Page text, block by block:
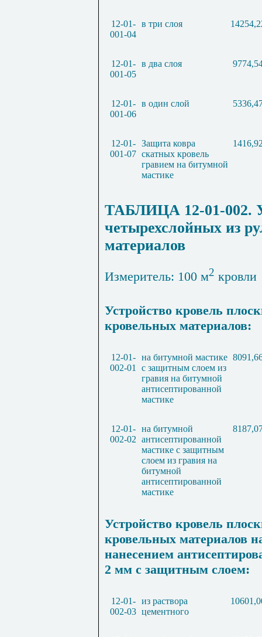
12-01-
001-04
в три слоя
12-01-
001-05
в два слоя
12-01-
001-06
в один слой
12-01-
001-07
Защита ковра
скатных кровель
гравием на битумной
мастике
ТАБЛИЦА 12-01-002.
четырехслойных из
материалов
Измеритель: 100 м2 кровли
Устройство кровель
кровельных материалов:
12-01-
002-01
на битумной мастике
с защитным слоем из
гравия на битумной
антисептированной
мастике
12-01-
002-02
на битумной
антисептированной
мастике с защитным
слоем из гравия на
битумной
антисептированной
мастике
Устройство кровель
кровельных материалов
нанесением
2 мм с защитным слоем:
12-01-
002-03
из раствора
цементного